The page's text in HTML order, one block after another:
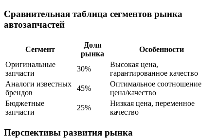
Сравнительная таблица сегментов рынка
автозапчастей
Сегмент
Доля
рынка
Особенности
Оригинальные
запчасти
30%
Высокая цена,
гарантированное качество
Аналоги известных
брендов
45%
Оптимальное соотношение
цена/качество
Бюджетные
запчасти
25%
Низкая цена, переменное
качество
Перспективы развития рынка